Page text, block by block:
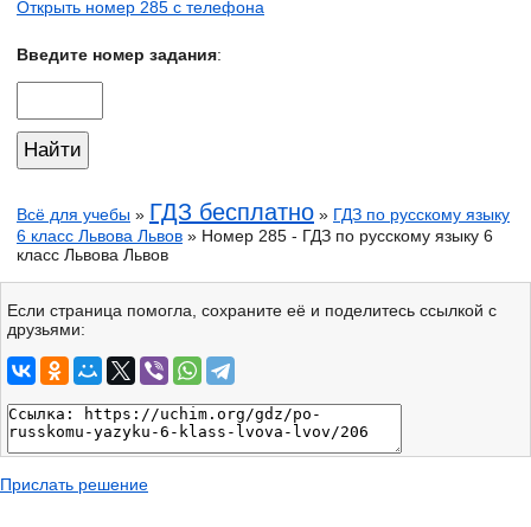
Открыть номер 285 с телефона
Введите номер задания:
Всё для учебы » ГДЗ бесплатно » ГДЗ по русскому языку
6 класс Львова Львов » Номер 285 - ГДЗ по русскому языку 6
класс Львова Львов
Если страница помогла, сохраните её и поделитесь ссылкой с
друзьями:
Прислать решение